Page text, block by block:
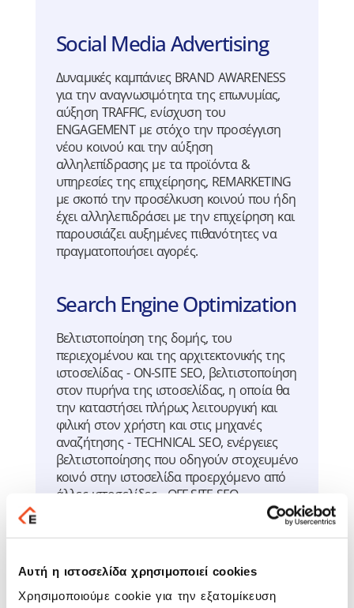
Αυτή η ιστοσελίδα χρησιμοποιεί cookies
Χρησιμοποιούμε cookie για την εξατομίκευση
Social Media Advertising
Δυναμικές καμπάνιες BRAND AWARENESS
για την αναγνωσιμότητα της επωνυμίας,
αύξηση TRAFFIC, ενίσχυση του
ENGAGEMENT με στόχο την προσέγγιση
νέου κοινού και την αύξηση
αλληλεπίδρασης με τα προϊόντα &
υπηρεσίες της επιχείρησης, REMARKETING
με σκοπό την προσέλκυση κοινού που ήδη
έχει αλληλεπιδράσει με την επιχείρηση και
παρουσιάζει αυξημένες πιθανότητες να
πραγματοποιήσει αγορές.
Search Engine Optimization
Βελτιστοποίηση της δομής, του
περιεχομένου και της αρχιτεκτονικής της
ιστοσελίδας - ON-SITE SEO, βελτιστοποίηση
στον πυρήνα της ιστοσελίδας, η οποία θα
την καταστήσει πλήρως λειτουργική και
φιλική στον χρήστη και στις μηχανές
αναζήτησης - TECHNICAL SEO, ενέργειες
βελτιστοποίησης που οδηγούν στοχευμένο
κοινό στην ιστοσελίδα προερχόμενο από
άλλες ιστοσελίδες - OFF-SITE SEO.